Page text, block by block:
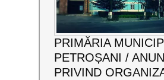
PRIMĂRIA
PETROȘANI /
PRIVIND